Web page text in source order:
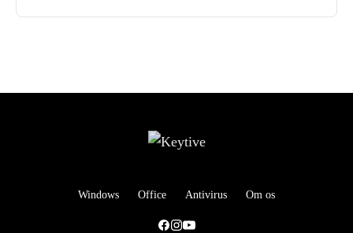
Windows Office Antivirus Om os